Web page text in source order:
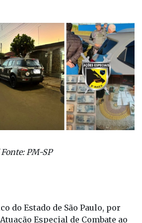
PM-SP
do Estado de São Paulo, por
Especial de Combate ao